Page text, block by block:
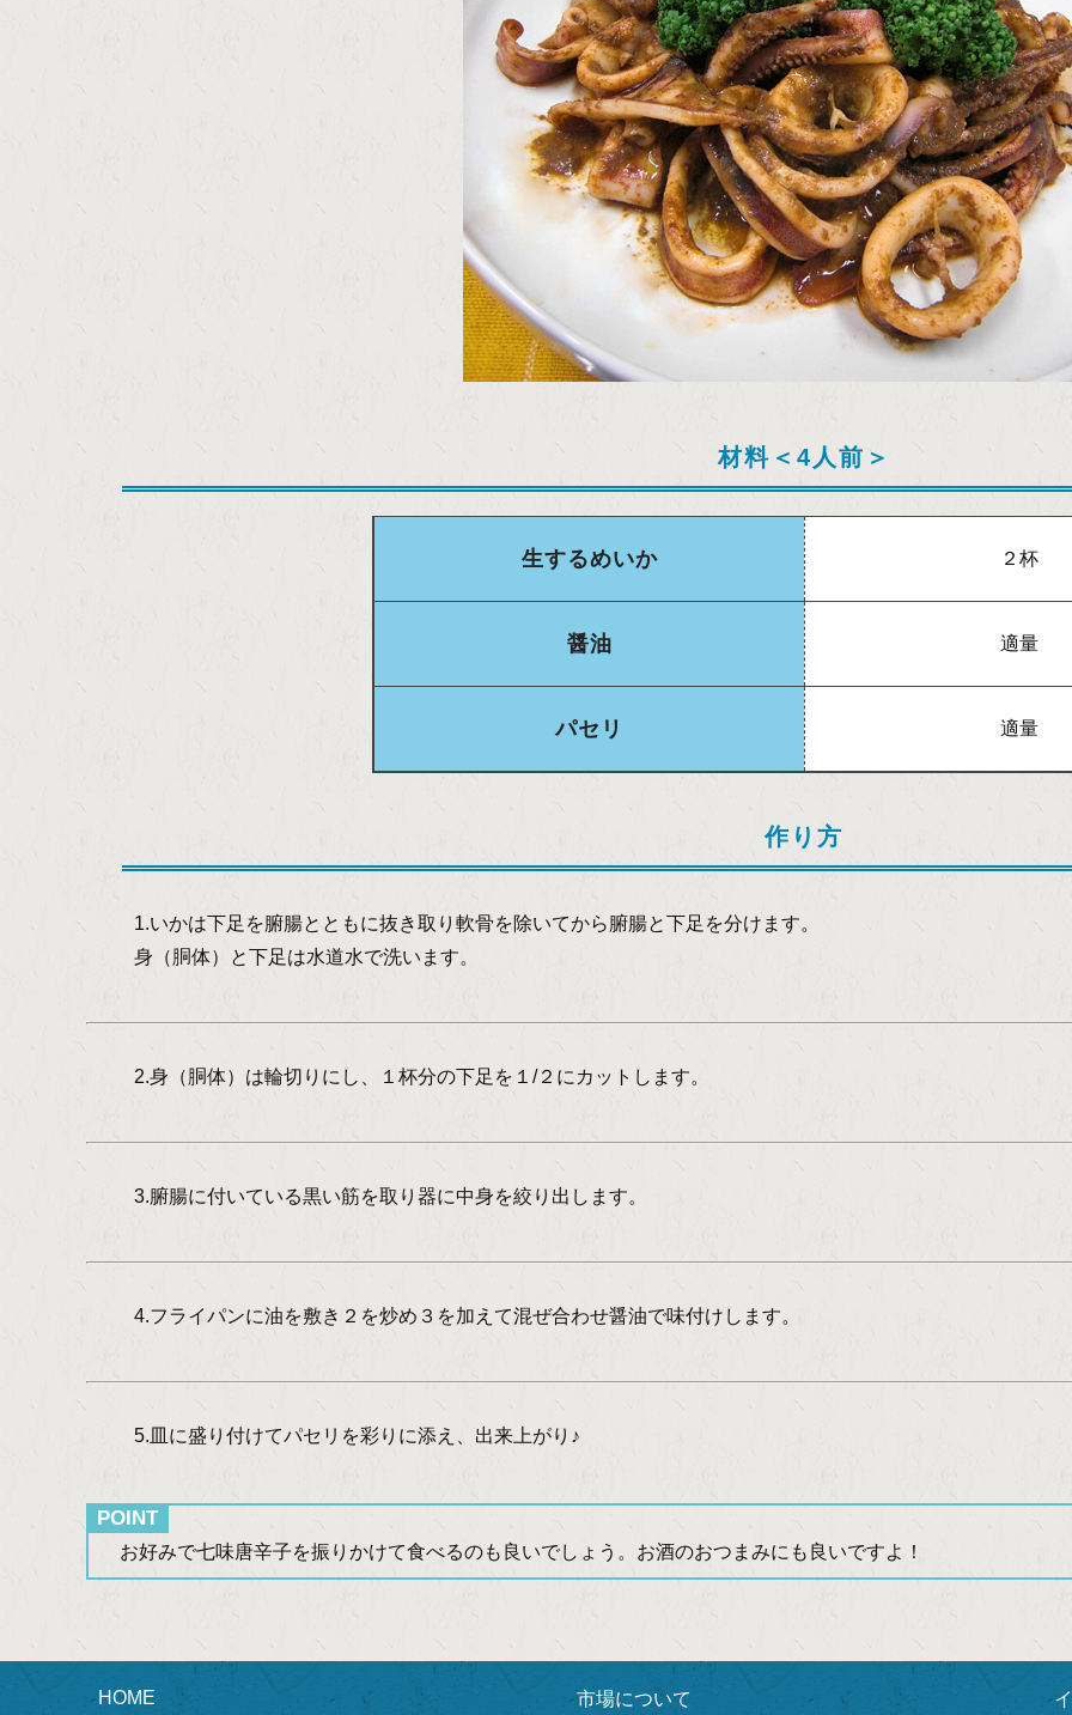
材料＜4人前＞
生するめいか ２杯
醤油 適量
パセリ 適量
作り方
1.いかは下足を腑腸とともに抜き取り軟骨を除いてから腑腸と下足を分けます。
身（胴体）と下足は水道水で洗います。
2.身（胴体）は輪切りにし、１杯分の下足を１/２にカットします。
3.腑腸に付いている黒い筋を取り器に中身を絞り出します。
4.フライパンに油を敷き２を炒め３を加えて混ぜ合わせ醤油で味付けします。
5.皿に盛り付けてパセリを彩りに添え、出来上がり♪
POINT
お好みで七味唐辛子を振りかけて食べるのも良いでしょう。お酒のおつまみにも良いですよ！
HOME 市場について